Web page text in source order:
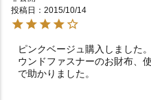
投稿日
2015/10/14
ピンクベージュ購入しました
ウンドファスナーのお財布、
で助かりました。